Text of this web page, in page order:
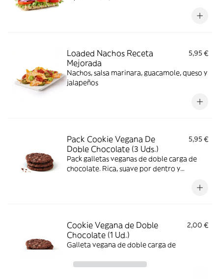
Loaded Nachos Receta
Mejorada
5,95 €
Nachos, salsa marinara, guacamole, queso y
jalapeños
Pack Cookie Vegana De
Doble Chocolate (3 Uds.)
5,95 €
Pack galletas veganas de doble carga de
chocolate. Rica, suave por dentro y
Cookie Vegana de Doble
Chocolate (1 Ud.)
2,00 €
Galleta vegana de doble carga de
ligeramente crujiente por fuera.